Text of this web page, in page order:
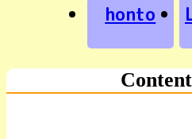
honto